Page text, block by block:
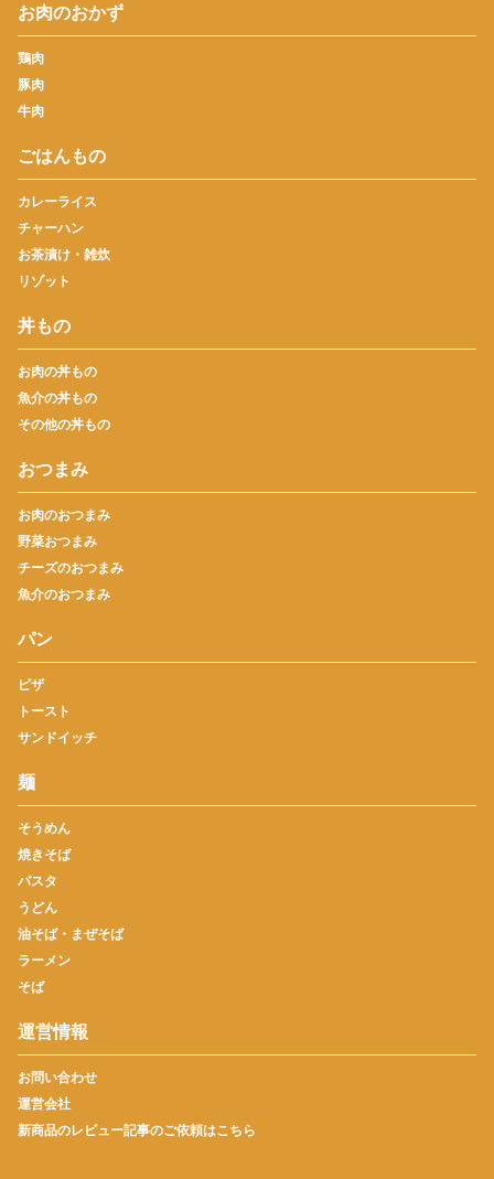
お肉のおかず
鶏肉
豚肉
牛肉
ごはんもの
カレーライス
チャーハン
お茶漬け・雑炊
リゾット
丼もの
お肉の丼もの
魚介の丼もの
その他の丼もの
おつまみ
お肉のおつまみ
野菜おつまみ
チーズのおつまみ
魚介のおつまみ
パン
ピザ
トースト
サンドイッチ
麺
そうめん
焼きそば
パスタ
うどん
油そば・まぜそば
ラーメン
そば
運営情報
お問い合わせ
運営会社
新商品のレビュー記事のご依頼はこちら